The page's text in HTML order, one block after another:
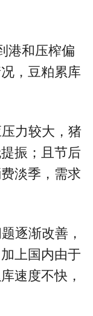
港和压榨偏
，豆粕累库
力较大，猪
振；且节后
淡季，需求
逐渐改善，
上国内由于
速度不快，